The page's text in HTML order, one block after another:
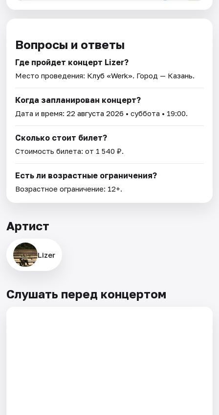
Вопросы и ответы
Где пройдет концерт Lizer?
Место проведения: Клуб «Werk». Город — Казань.
Когда запланирован концерт?
Дата и время:22 августа 2026 • суббота • 19:00.
Сколько стоит билет?
Стоимость билета: от 1 540 ₽.
Есть ли возрастные ограничения?
Возрастное ограничение: 12+.
Артист
Lizer
Слушать перед концертом